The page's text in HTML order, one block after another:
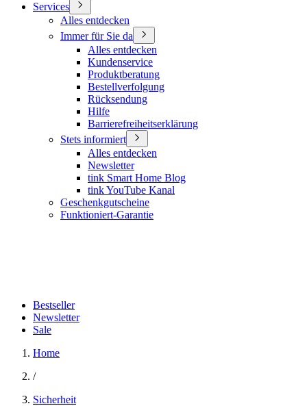
Services
Alles entdecken
Immer für Sie da
Alles entdecken
Kundenservice
Produktberatung
Bestellverfolgung
Rücksendung
Hilfe
Barrierefreiheitserklärung
Stets informiert
Alles entdecken
Newsletter
tink Smart Home Blog
tink YouTube Kanal
Geschenkgutscheine
Funktioniert-Garantie
Bestseller
Newsletter
Sale
Home
/
Sicherheit